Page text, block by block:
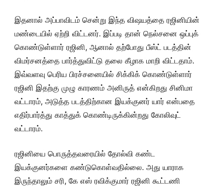
இதனால் அப்பாவிடம் சென்று இந்த விஷயத்தை ரஜினியின்
மண்டையில் ஏற்றி விட்டனர். இப்படி தான் நெல்சனை ஒப்புக்
கொண்டுள்ளார் ரஜினி, ஆனால் தற்போது பீஸ்ட் படத்தின்
விமர்சனத்தை பார்த்துவிட்டு தலை கீழாக மாறி விட்டதாம்.
இவ்வளவு பெரிய பிரச்சனையில் சிக்கிக் கொண்டுள்ளார்
ரஜினி இதற்கு முழு காரணம் அனிருத் என்கிறது சினிமா
வட்டாரம், அடுத்த படத்திற்கான இயக்குனர் யார் என்பதை
எதிர்பார்த்து காத்துக் கொண்டிருக்கின்றது கோலிவுட்
வட்டாரம்.
ரஜினியை பொருத்தவரையில் தோல்வி கண்ட
இயக்குனர்களை கண்டுகொள்வதில்லை. அது யாராக
இருந்தாலும் சரி, கே எஸ் ரவிக்குமார் ரஜினி கூட்டணி